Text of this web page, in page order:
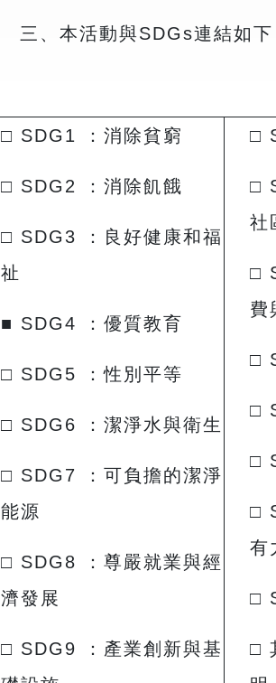
三、本活動與SDGs連結如
□ SDG1 ：消除貧窮
□ SDG2 ：消除飢餓
□ SDG3 ：良好健康和福
祉
■ SDG4 ：優質教育
□ SDG5 ：性別平等
□ SDG6 ：潔淨水與衛生
□ SDG7 ：可負擔的潔淨
能源
□ SDG8 ：尊嚴就業與經
濟發展
□ SDG9 ：產業創新與基
□
□
社
□
費
□
□
□
□
有
□
□